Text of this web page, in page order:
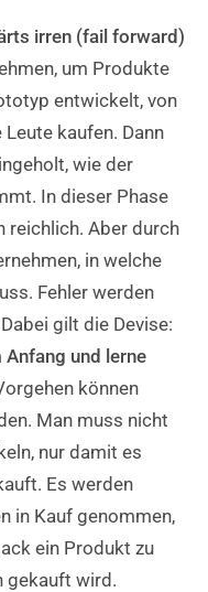
irren (fail forward)
um Produkte
entwickelt, von
kaufen. Dann
wie der
In dieser Phase
reichlich. Aber durch
in welche
Fehler werden
gilt die Devise:
Anfang und lerne
können
Man muss nicht
nur damit es
Es werden
in Kauf genommen,
ein Produkt zu
gekauft wird.